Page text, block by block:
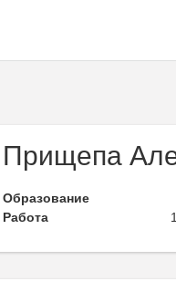
Прищепа
Образование
Работа